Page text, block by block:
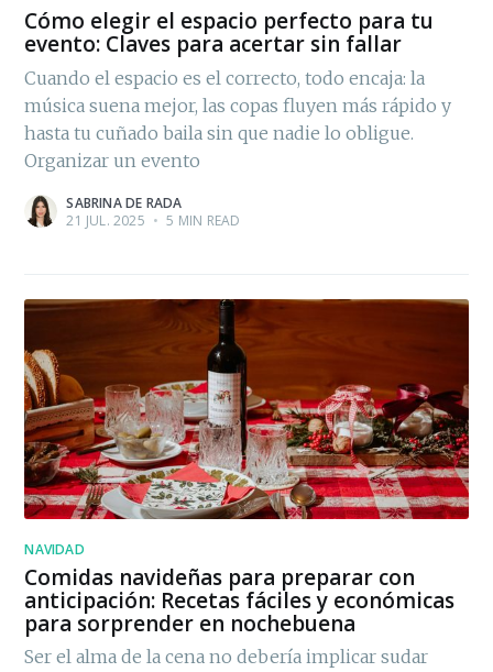
Cómo elegir el espacio perfecto para tu
evento: Claves para acertar sin fallar
Cuando el espacio es el correcto, todo encaja: la
música suena mejor, las copas fluyen más rápido y
hasta tu cuñado baila sin que nadie lo obligue.
Organizar un evento
SABRINA DE RADA
21 JUL. 2025 • 5 MIN READ
NAVIDAD
Comidas navideñas para preparar con
anticipación: Recetas fáciles y económicas
para sorprender en nochebuena
Ser el alma de la cena no debería implicar sudar